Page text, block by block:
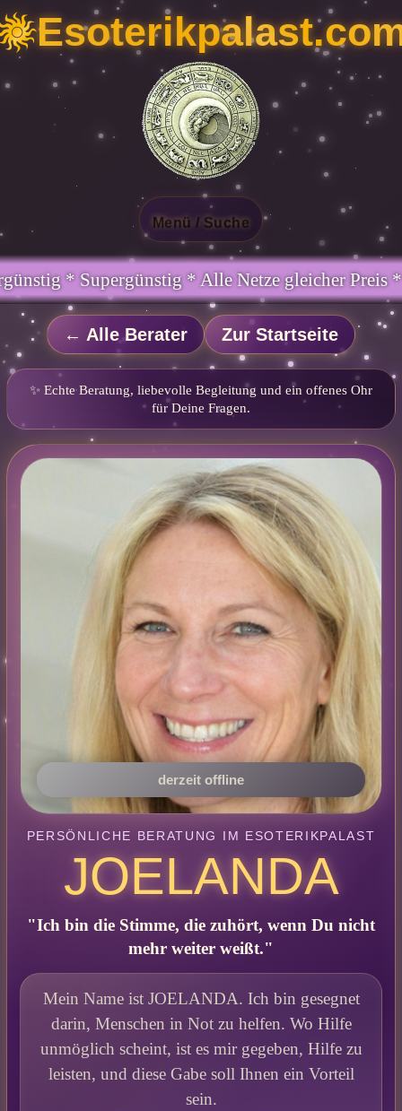
Menü / Suche
gleicher Preis * Handy und Festnetz gleicher
← Alle Berater Zur Startseite
✨ Echte Beratung, liebevolle Begleitung und ein offenes Ohr
für Deine Fragen.
derzeit offline
PERSÖNLICHE BERATUNG IM ESOTERIKPALAST
JOELANDA
"Ich bin die Stimme, die zuhört, wenn Du nicht
mehr weiter weißt."
Mein Name ist JOELANDA. Ich bin gesegnet
darin, Menschen in Not zu helfen. Wo Hilfe
unmöglich scheint, ist es mir gegeben, Hilfe zu
leisten, und diese Gabe soll Ihnen ein Vorteil
sein.